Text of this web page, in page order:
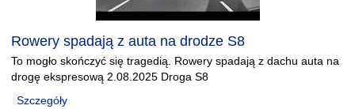
Rowery spadają z auta na drodze S8
To mogło skończyć się tragedią. Rowery spadają z dachu auta na
drogę ekspresową 2.08.2025 Droga S8
Szczegóły